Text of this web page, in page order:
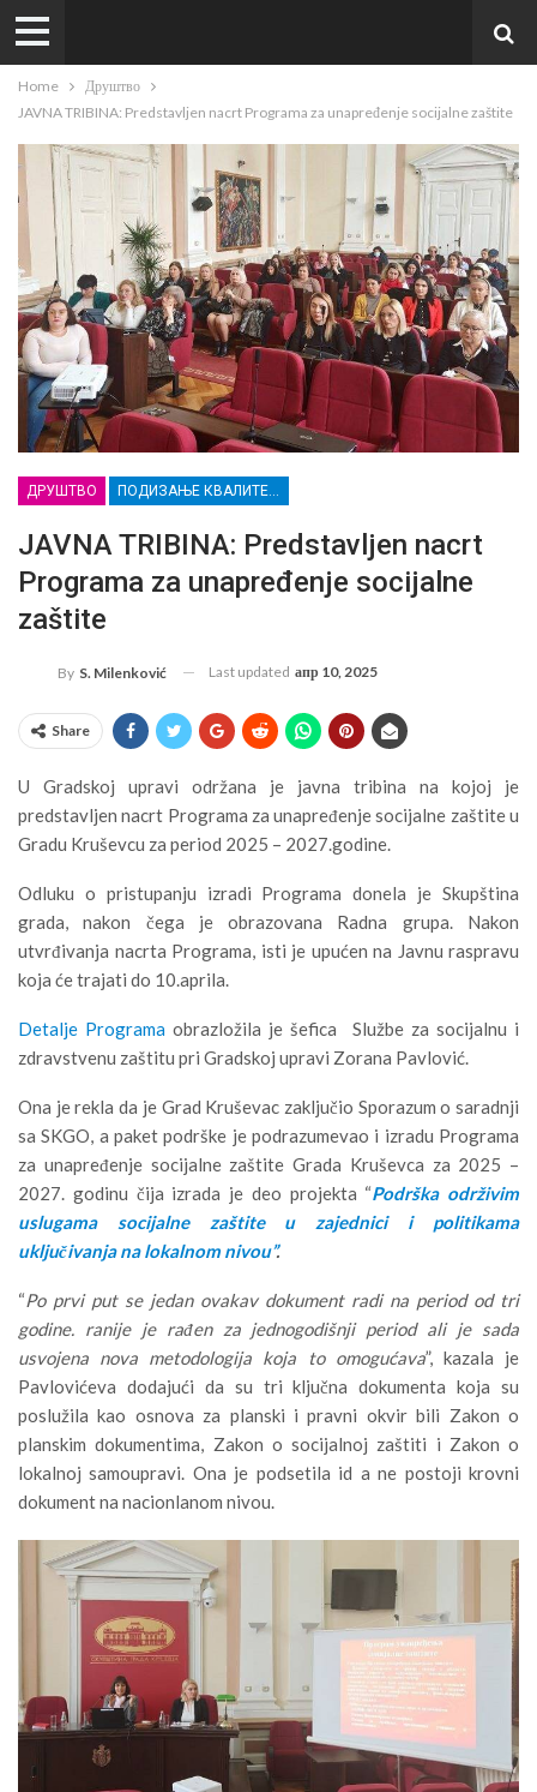
Home
Друштво
JAVNA TRIBINA: Predstavljen nacrt Programa za unapređenje socijalne zaštite
ДРУШТВО
JAVNA TRIBINA: Predstavljen nacrt
Programa za unapređenje socijalne
zaštite
By S. Milenković Last updated апр 10, 2025
Share
U Gradskoj upravi održana je javna tribina na kojoj je
predstavljen nacrt Programa za unapređenje socijalne zaštite u
Gradu Kruševcu za period 2025 – 2027.godine.
Odluku o pristupanju izradi Programa donela je Skupština
grada, nakon čega je obrazovana Radna grupa. Nakon
utvrđivanja nacrta Programa, isti je upućen na Javnu raspravu
koja će trajati do 10.aprila.
Detalje Programa obrazložila je šefica Službe za socijalnu i
zdravstvenu zaštitu pri Gradskoj upravi Zorana Pavlović.
Ona je rekla da je Grad Kruševac zaključio Sporazum o saradnji
sa SKGO, a paket podrške je podrazumevao i izradu Programa
za unapređenje socijalne zaštite Grada Kruševca za 2025 –
2027. godinu čija izrada je deo projekta “Podrška održivim
uslugama socijalne zaštite u zajednici i politikama
uključivanja na lokalnom nivou”.
“Po prvi put se jedan ovakav dokument radi na period od tri
godine. ranije je rađen za jednogodišnji period ali je sada
usvojena nova metodologija koja to omogućava”, kazala je
Pavlovićeva dodajući da su tri ključna dokumenta koja su
poslužila kao osnova za planski i pravni okvir bili Zakon o
planskim dokumentima, Zakon o socijalnoj zaštiti i Zakon o
lokalnoj samoupravi. Ona je podsetila id a ne postoji krovni
dokument na nacionlanom nivou.